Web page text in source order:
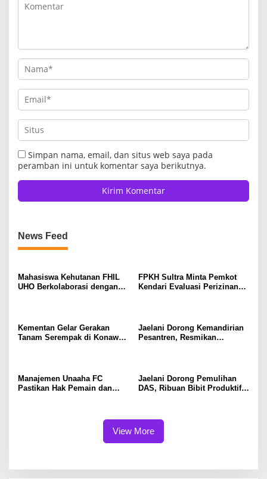
Simpan nama, email, dan situs web saya pada
peramban ini untuk komentar saya berikutnya.
News Feed
Mahasiswa Kehutanan FHIL
UHO Berkolaborasi dengan
FPKH Sultra Minta Pemkot
Kendari Evaluasi Perizinan
Kementan Gelar Gerakan
Tanam Serempak di Konawe,
Jaelani Dorong Kemandirian
Pesantren, Resmikan
Manajemen Unaaha FC
Pastikan Hak Pemain dan
Jaelani Dorong Pemulihan
DAS, Ribuan Bibit Produktif
View More